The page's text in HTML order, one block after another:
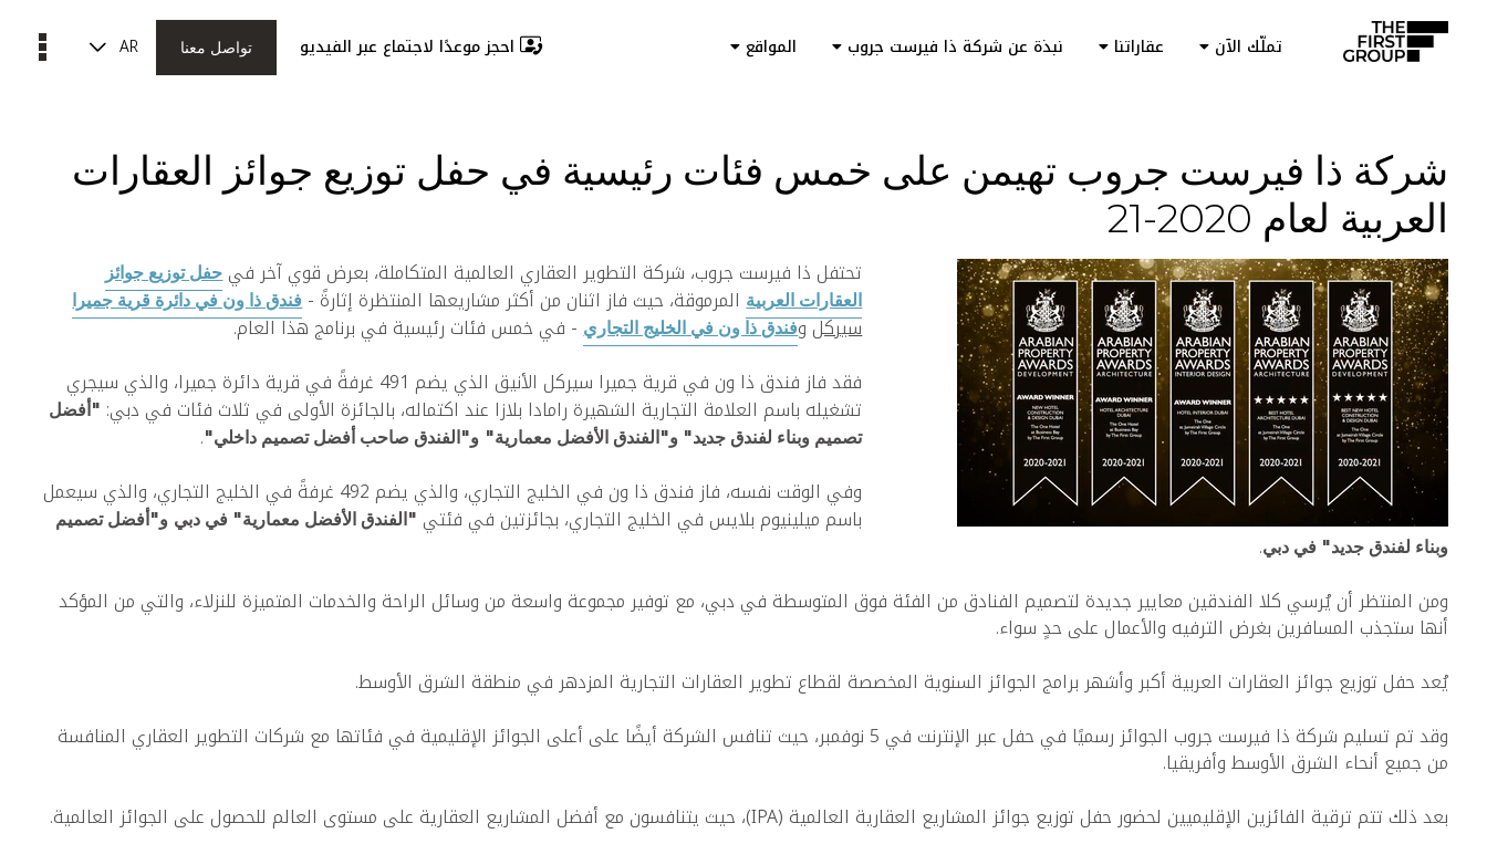
تملّك الآن عقاراتنا نبذة عن شركة ذا فيرست جروب المواقع احجز موعدًا لاجتماع عبر الفيديو تواصل معنا AR
شركة ذا فيرست جروب تهيمن على خمس فئات رئيسية في حفل توزيع جوائز العقارات
العربية لعام 2020-21
تحتفل ذا فيرست جروب، شركة التطوير العقاري العالمية المتكاملة، بعرض قوي آخر فيحفل توزيع جوائز
العقارات العربيةالمرموقة، حيث فاز اثنان من أكثر مشاريعها المنتظرة إثارةً -فندق ذا ون في دائرة قرية جميرا
سيركلوفندق ذا ون في الخليج التجاري- في خمس فئات رئيسية في برنامج هذا العام.
فقد فاز فندق ذا ون في قرية جميرا سيركل الأنيق الذي يضم 491 غرفةً في قرية دائرة جميرا، والذي سيجري
تشغيله باسم العلامة التجارية الشهيرة رامادا بلازا عند اكتماله، بالجائزة الأولى في ثلاث فئات في دبي: "أفضل
تصميم وبناء لفندق جديد" و"الفندق الأفضل معمارية" و"الفندق صاحب أفضل تصميم داخلي".
وفي الوقت نفسه، فاز فندق ذا ون في الخليج التجاري، والذي يضم 492 غرفةً في الخليج التجاري، والذي سيعمل
باسم ميلينيوم بلايس في الخليج التجاري، بجائزتين في فئتي "الفندق الأفضل معمارية" في دبي و"أفضل تصميم
وبناء لفندق جديد" في دبي.
ومن المنتظر أن يُرسي كلا الفندقين معايير جديدة لتصميم الفنادق من الفئة فوق المتوسطة في دبي، مع توفير مجموعة واسعة من وسائل الراحة والخدمات المتميزة للنزلاء، والتي من المؤكد
أنها ستجذب المسافرين بغرض الترفيه والأعمال على حدٍ سواء.
يُعد حفل توزيع جوائز العقارات العربية أكبر وأشهر برامج الجوائز السنوية المخصصة لقطاع تطوير العقارات التجارية المزدهر في منطقة الشرق الأوسط.
وقد تم تسليم شركة ذا فيرست جروب الجوائز رسميًا في حفل عبر الإنترنت في 5 نوفمبر، حيث تنافس الشركة أيضًا على أعلى الجوائز الإقليمية في فئاتها مع شركات التطوير العقاري المنافسة
من جميع أنحاء الشرق الأوسط وأفريقيا.
بعد ذلك تتم ترقية الفائزين الإقليميين لحضور حفل توزيع جوائز المشاريع العقارية العالمية (IPA)، حيث يتنافسون مع أفضل المشاريع العقارية على مستوى العالم للحصول على الجوائز العالمية.